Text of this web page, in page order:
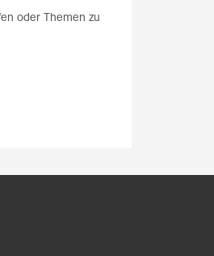
oder Themen zu